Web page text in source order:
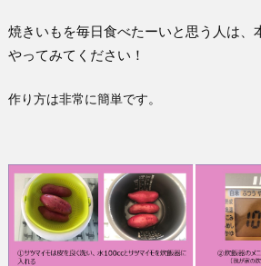
焼きいもを毎日食べたーいと思う人は、
やってみてください！
作り方は非常に簡単です。